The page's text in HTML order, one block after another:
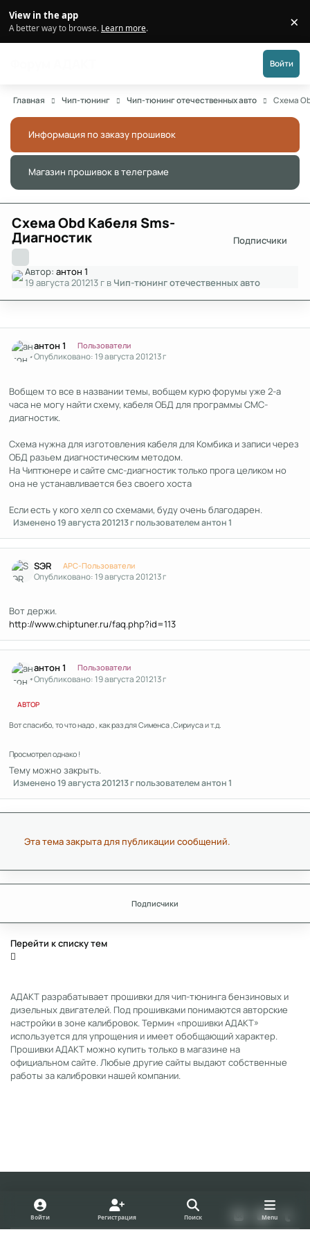
View in the app
A better way to browse. Learn more. ×
Войти
Главная Чип-тюнинг Чип-тюнинг отечественных авто Схема
Информация по заказу прошивок
Магазин прошивок в телеграме
Схема Obd Кабеля Sms-
Диагностик Подписчики
Автор:антон 1
19 августа 201213 г в Чип-тюнинг отечественных авто
антон 1 Пользователи
Опубликовано:19 августа 201213 г
Вобщем то все в названии темы, вобщем курю форумы уже 2-а
часа не могу найти схему, кабеля ОБД для программы СМС-
диагностик.
Схема нужна для изготовления кабеля для Комбика и записи через
ОБД разьем диагностическим методом.
На Чиптюнере и сайте смс-диагностик только прога целиком но
она не устанавливается без своего хоста
Если есть у кого хелп со схемами, буду очень благодарен.
Изменено19 августа 201213 гпользователем антон 1
SЭR APC-Пользователи
Опубликовано:19 августа 201213 г
Вот держи.
http://www.chiptuner.ru/faq.php?id=113
антон 1 Пользователи
Опубликовано:19 августа 201213 г
АВТОР
Вот спасибо, то что надо , как раз для Сименса ,Сириуса и т.д.
Просмотрел однако !
Тему можно закрыть.
Изменено19 августа 201213 гпользователем антон 1
Эта тема закрыта для публикации сообщений.
Подписчики
Перейти к списку тем
АДАКТ разрабатывает прошивки для чип-тюнинга бензиновых и
дизельных двигателей. Под прошивками понимаются авторские
настройки в зоне калибровок. Термин «прошивки АДАКТ»
используется для упрощения и имеет обобщающий характер.
Прошивки АДАКТ можно купить только в магазине на
официальном сайте. Любые другие сайты выдают собственные
работы за калибровки нашей компании.
Light ModeDark ModeSystem Preference
k
o
t
u
Войти Регистрация Поиск Menu